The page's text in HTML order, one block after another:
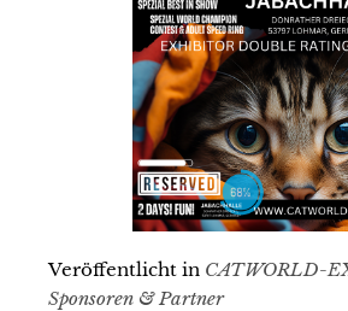
Veröffentlicht in CATWORLD-
Sponsoren & Partner